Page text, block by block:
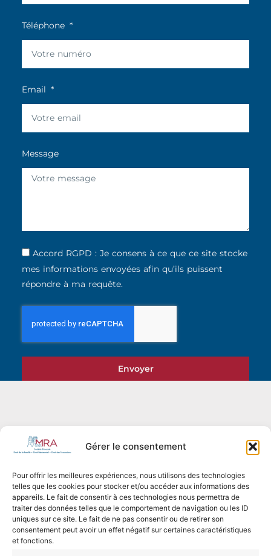
Gérer le consentement
Pour offrir les meilleures expériences, nous utilisons des technologies
telles que les cookies pour stocker et/ou accéder aux informations des
appareils. Le fait de consentir à ces technologies nous permettra de
traiter des données telles que le comportement de navigation ou les ID
uniques sur ce site. Le fait de ne pas consentir ou de retirer son
consentement peut avoir un effet négatif sur certaines caractéristiques
et fonctions.
Téléphone
Email
Message
Accord RGPD : Je consens à ce que ce site stocke
mes informations envoyées afin qu’ils puissent
répondre à ma requête.
Envoyer